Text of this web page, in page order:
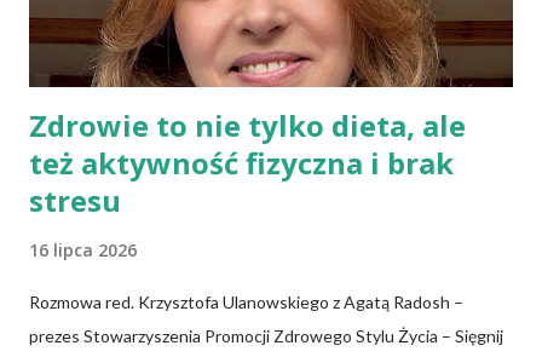
grupy robocze z różnych dziedzin publikują...
Zdrowie to nie tylko dieta, ale
też aktywność fizyczna i brak
stresu
16 lipca 2026
Rozmowa red. Krzysztofa Ulanowskiego z Agatą Radosh –
prezes Stowarzyszenia Promocji Zdrowego Stylu Życia – Sięgnij